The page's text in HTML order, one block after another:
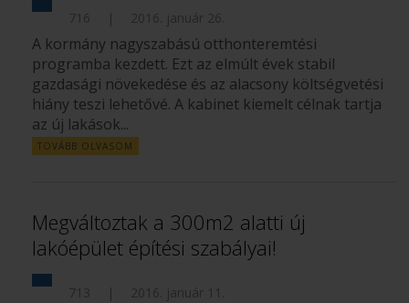
716 | 2016. január 26.
A kormány nagyszabású otthonteremtési
programba kezdett. Ezt az elmúlt évek stabil
gazdasági növekedése és az alacsony költségvetési
hiány teszi lehetővé. A kabinet kiemelt célnak tartja
az új lakások...
TOVÁBB OLVASOM
Megváltoztak a 300m2 alatti új
lakóépület építési szabályai!
713 | 2016. január 11.